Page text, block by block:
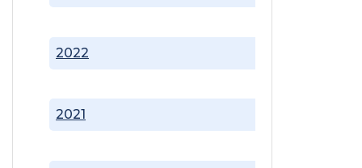
2021
2022